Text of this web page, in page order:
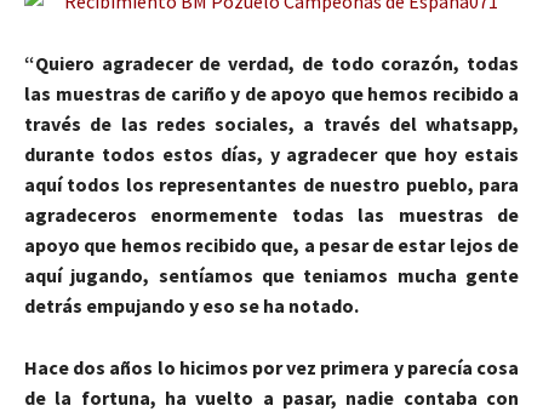
“Quiero agradecer de verdad, de todo corazón, todas
las muestras de cariño y de apoyo que hemos recibido a
través de las redes sociales, a través del whatsapp,
durante todos estos días, y agradecer que hoy estais
aquí todos los representantes de nuestro pueblo, para
agradeceros enormemente todas las muestras de
apoyo que hemos recibido que, a pesar de estar lejos de
aquí jugando, sentíamos que teniamos mucha gente
detrás empujando y eso se ha notado.
Hace dos años lo hicimos por vez primera y parecía cosa
de la fortuna, ha vuelto a pasar, nadie contaba con